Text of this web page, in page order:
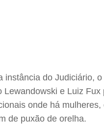
instância do Judiciário, o
e Luiz
onde há
de puxão de orelha.